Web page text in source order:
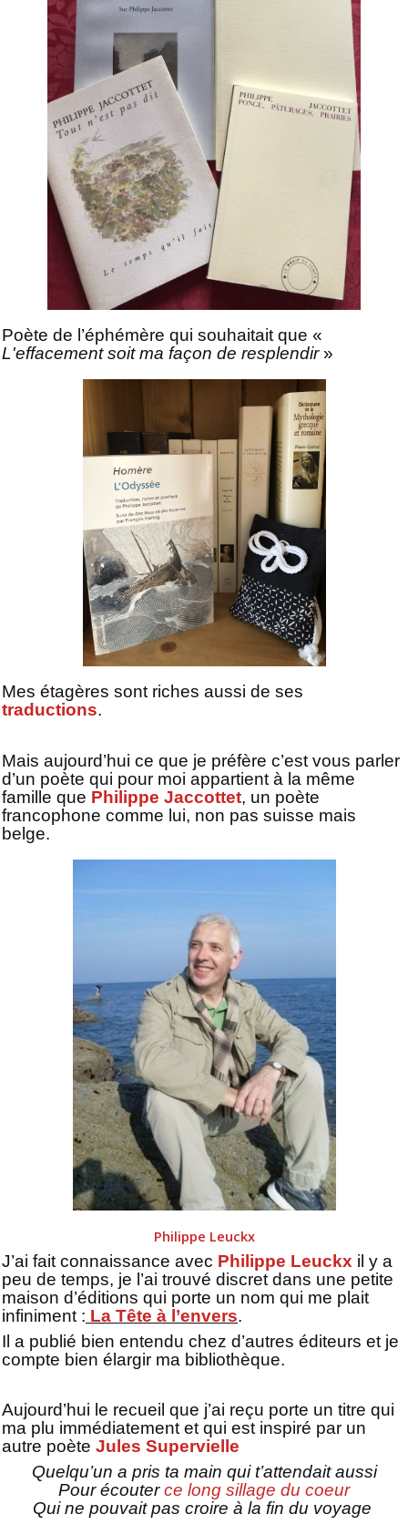
Poète de l’éphémère qui souhaitait que «
L'effacement soit ma façon de resplendir»
Mes étagères sont riches aussi de ses
traductions.
Mais aujourd’hui ce que je préfère c’est vous parler
d’un poète qui pour moi appartient à la même
famille que Philippe Jaccottet, un poète
francophone comme lui, non pas suisse mais
belge.
Philippe Leuckx
J’ai fait connaissance avec Philippe Leuckx il y a
peu de temps, je l’ai trouvé discret dans une petite
maison d’éditions qui porte un nom qui me plait
infiniment : La Tête à l’envers.
Il a publié bien entendu chez d’autres éditeurs et je
compte bien élargir ma bibliothèque.
Aujourd’hui le recueil que j’ai reçu porte un titre qui
ma plu immédiatement et qui est inspiré par un
autre poète Jules Supervielle
Quelqu’un a pris ta main qui t’attendait aussi
Pour écouterce long sillage du coeur
Qui ne pouvait pas croire à la fin du voyage